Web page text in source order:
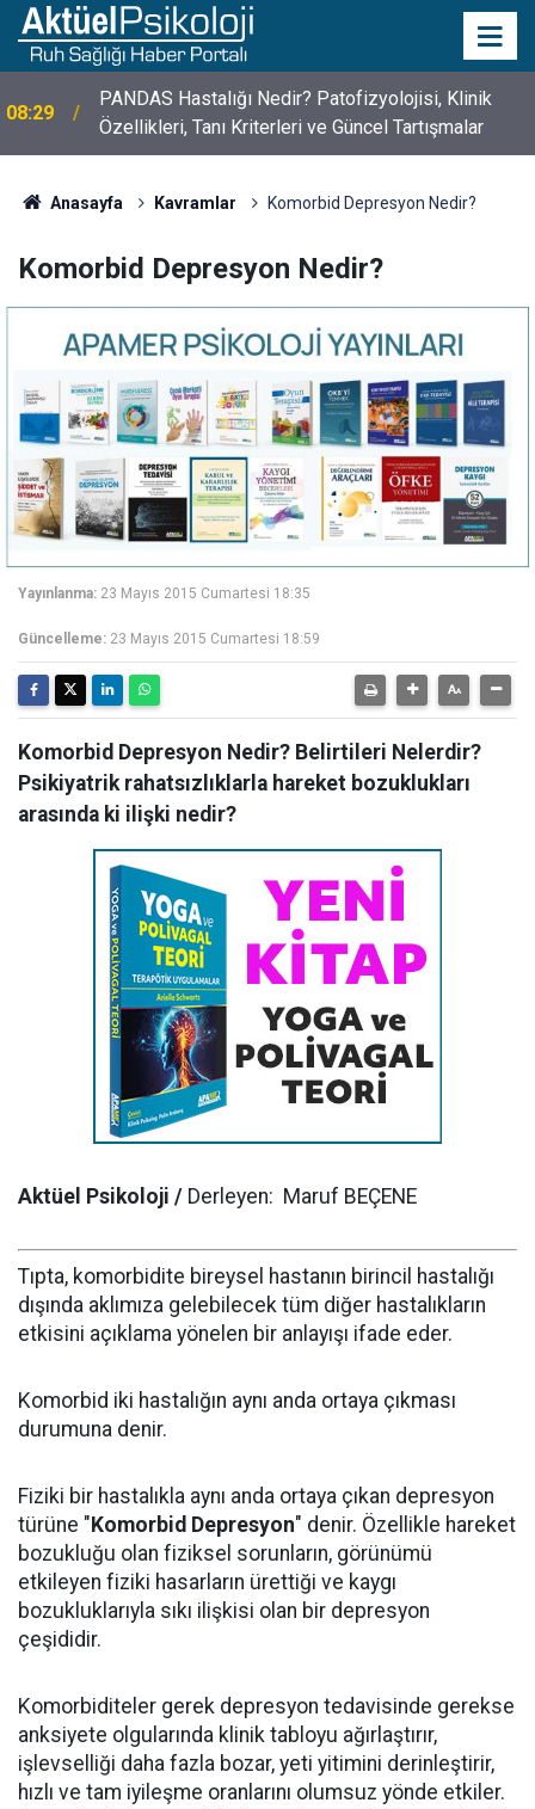
10:30
10 Mayıs Psikologlar Günü Nasıl Ortaya Çıktı? 10
Mayıs Tarihinin Hikayesi
Anasayfa Kavramlar Komorbid Depresyon Nedir?
Komorbid Depresyon Nedir?
Yayınlanma: 23 Mayıs 2015 Cumartesi 18:35
Güncelleme: 23 Mayıs 2015 Cumartesi 18:59
Komorbid Depresyon Nedir? Belirtileri Nelerdir?
Psikiyatrik rahatsızlıklarla hareket bozuklukları
arasında ki ilişki nedir?
Aktüel Psikoloji / Derleyen: Maruf BEÇENE
Tıpta, komorbidite bireysel hastanın birincil hastalığı
dışında aklımıza gelebilecek tüm diğer hastalıkların
etkisini açıklama yönelen bir anlayışı ifade eder.
Komorbid iki hastalığın aynı anda ortaya çıkması
durumuna denir.
Fiziki bir hastalıkla aynı anda ortaya çıkan depresyon
türüne "Komorbid Depresyon" denir. Özellikle hareket
bozukluğu olan fiziksel sorunların, görünümü
etkileyen fiziki hasarların ürettiği ve kaygı
bozukluklarıyla sıkı ilişkisi olan bir depresyon
çeşididir.
Komorbiditeler gerek depresyon tedavisinde gerekse
anksiyete olgularında klinik tabloyu ağırlaştırır,
işlevselliği daha fazla bozar, yeti yitimini derinleştirir,
hızlı ve tam iyileşme oranlarını olumsuz yönde etkiler.